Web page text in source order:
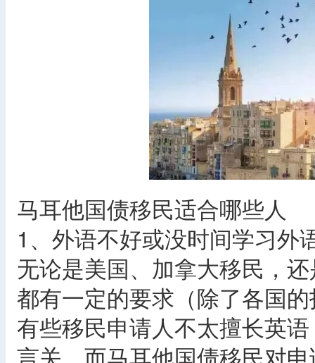
马耳他国债移民适合哪些人
1、外语不好或没时间学习外
无论是美国、加拿大移民，
都有一定的要求（除了各国
有些移民申请人不太擅长英
言关。而马耳他国债移民对